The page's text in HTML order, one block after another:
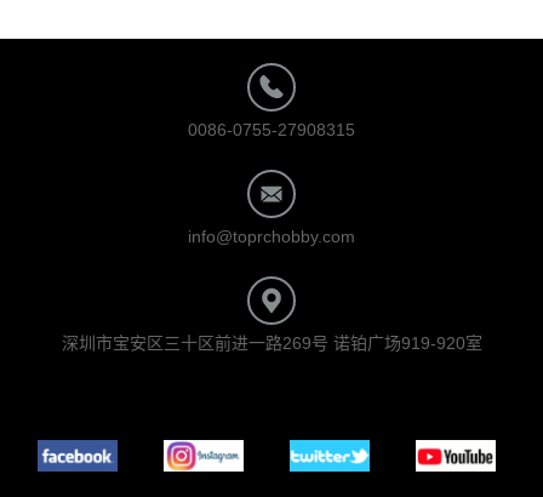
0086-0755-27908315
info@toprchobby.com
深圳市宝安区三十区前进一路269号 诺铂广场919-920室